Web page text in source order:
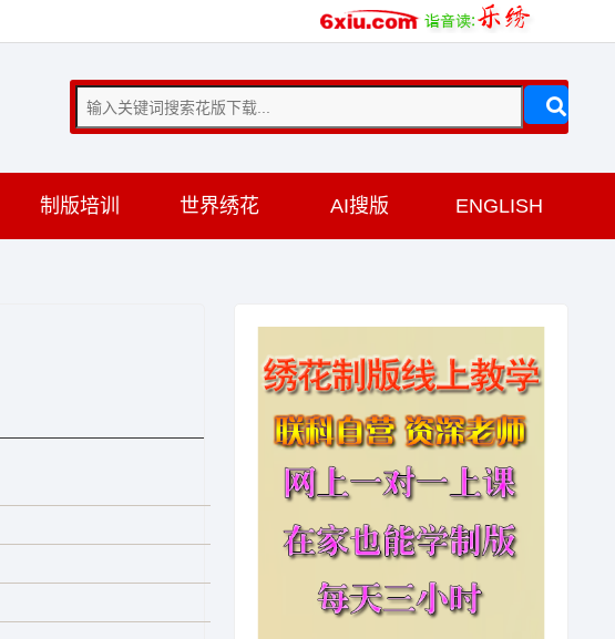
制版培训 世界绣花 AI搜版 ENGLISH